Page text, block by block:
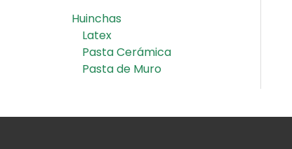
Huinchas
Latex
Pasta Cerámica
Pasta de Muro